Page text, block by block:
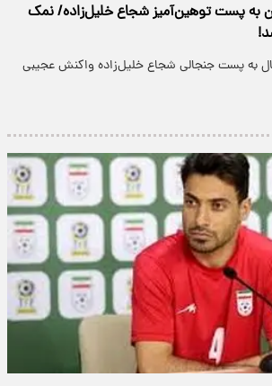
به پست توهین‌آمیز شجاع خلیل‌زاده/ نمک
به پست جنجالی شجاع خلیل‌زاده واکنش عجیبی